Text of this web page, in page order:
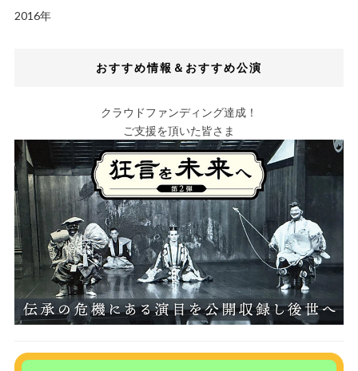
2016年
おすすめ情報＆おすすめ公演
クラウドファンディング達成！
ご支援を頂いた皆さま